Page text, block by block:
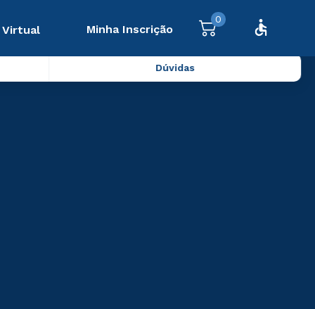
Virtual Minha Inscrição
0
Dúvidas